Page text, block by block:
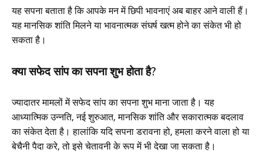
यह सपना बताता है कि आपके मन में छिपी भावनाएं अब बाहर आने वाली हैं।
यह मानसिक शांति मिलने या भावनात्मक संघर्ष खत्म होने का संकेत भी हो
सकता है।
क्या सफेद सांप का सपना शुभ होता है?
ज्यादातर मामलों में सफेद सांप का सपना शुभ माना जाता है। यह
आध्यात्मिक उन्नति, नई शुरुआत, मानसिक शांति और सकारात्मक बदलाव
का संकेत देता है। हालांकि यदि सपना डरावना हो, हमला करने वाला हो या
बेचैनी पैदा करे, तो इसे चेतावनी के रूप में भी देखा जा सकता है।